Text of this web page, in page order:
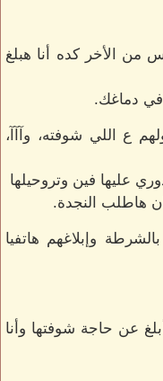
الأخر كده أنا هبلغ
دماغك.
ع اللي شوفته، وآآآ،
عليها فين وتروحيلها
النجدة.
وإبلاغهم هاتفيا
عن حاجة شوفتها وأنا